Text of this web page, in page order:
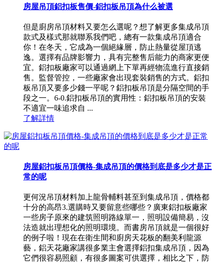
房屋吊頂鋁扣板售價-鋁扣板吊頂為什么被選
但是廚房吊頂材料又要怎么選呢？想了解更多集成吊頂
款式及樣式那就聯系我們吧，總有一款集成吊頂適合
你！在冬天，它成為一個絕緣層，防止熱量從屋頂逃
逸。選擇有品牌影響力，具有完整售后能力的商家更便
宜。鋁扣板廠家可以通過網上下單再經物流進行直接銷
售。監督管控，一些廠家會出現套裝銷售的方式。鋁扣
板吊頂又要多少錢一平呢？鋁扣板吊頂是分隔空間的手
段之一。6-0.鋁扣板吊頂的實用性：鋁扣板吊頂的安裝
不適宜一味追求自 ...
了解詳情
房屋鋁扣板吊頂價格-集成吊頂的價格到底是多少才是正
常的呢
更何況吊頂材料加上龍骨輔料甚至到集成吊頂，價格都
十分的高昂3.選購時又要留意些哪些？廣東鋁扣板廠家
一些房子原來的建筑照明路線單一，照明設備簡易，沒
法造就出理想化的照明環境。而書房吊頂就是一個很好
的例子啦！現在在衛生間和廚房天花板的翻美利龍源
藝，鋁天花廠家講很多業主會選擇鋁扣集成吊頂，因為
它們很容易照顧，有很多圖案可供選擇，相比之下，防